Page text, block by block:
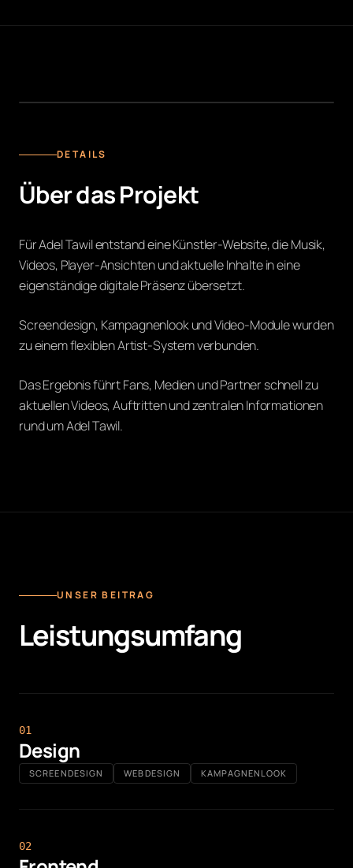
DETAILS
Über das Projekt
Für Adel Tawil entstand eine Künstler-Website, die Musik,
Videos, Player-Ansichten und aktuelle Inhalte in eine
eigenständige digitale Präsenz übersetzt.
Screendesign, Kampagnenlook und Video-Module wurden
zu einem flexiblen Artist-System verbunden.
Das Ergebnis führt Fans, Medien und Partner schnell zu
aktuellen Videos, Auftritten und zentralen Informationen
rund um Adel Tawil.
UNSER BEITRAG
Leistungsumfang
01
Design
SCREENDESIGN WEBDESIGN KAMPAGNENLOOK
02